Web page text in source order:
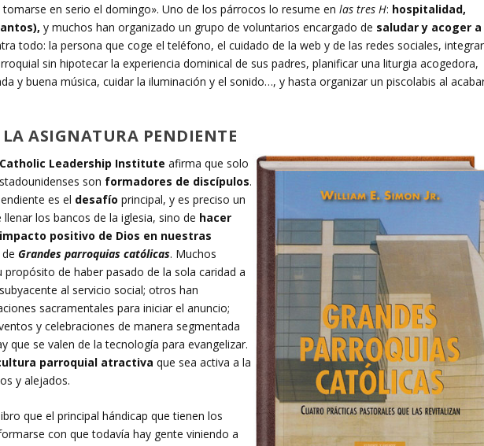
tomarse en serio el domingo». Uno de los párrocos lo resume enlas tres H: hospitalidad,
y muchos han organizado un grupo de voluntarios encargado de saludar y acoger a
todo: la persona que coge el teléfono, el cuidado de la web y de las redes sociales, integrar
sin hipotecar la experiencia dominical de sus padres, planificar una liturgia acogedora,
y buena música, cuidar la iluminación y el sonido…, y hasta organizar un piscolabis al
ASIGNATURA PENDIENTE
Catholic Leadership Institute afirma que solo
son formadores de discípulos.
es el desafío principal, y es preciso un
los bancos de la iglesia, sino de hacer
positivo de Dios en nuestras
deGrandes parroquias católicas. Muchos
de haber pasado de la sola caridad a
al servicio social; otros han
sacramentales para iniciar el anuncio;
y celebraciones de manera segmentada
que se valen de la tecnología para evangelizar.
parroquial atractivaque sea activa a la
y alejados.
que el principal hándicap que tienen los
con que todavía hay gente viniendo a